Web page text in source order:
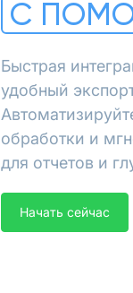
С
Быстрая
удобный
обработки и
для отчетов и
Начать сейчас